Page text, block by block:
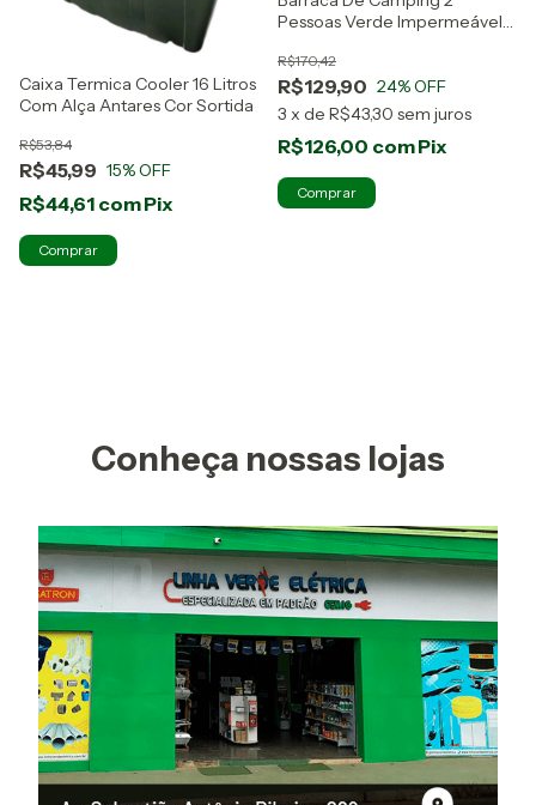
Caixa Termica Cooler 16 Litros
Com Alça Antares Cor Sortida
R$45,99
R$53,84
15% OFF
R$44,61 comPix
Pessoas Verde Impermeável
R$129,90
R$170,42
24% OFF
3 x de R$43,30 sem juros
R$126,00 comPix
Conheça nossas lojas